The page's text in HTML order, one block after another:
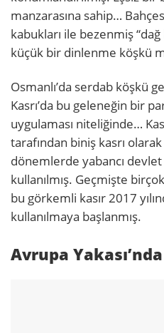
manzarasına sahip…
kabukları ile bezenmiş “dağ
küçük bir dinlenme köşkü
Osmanlı’da serdab köşkü
Kasrı’da bu geleneğin bir
uygulaması niteliğinde…
tarafından biniş kasrı
dönemlerde yabancı
kullanılmış. Geçmişte
bu görkemli kasır 2017
kullanılmaya başlanmış.
Avrupa